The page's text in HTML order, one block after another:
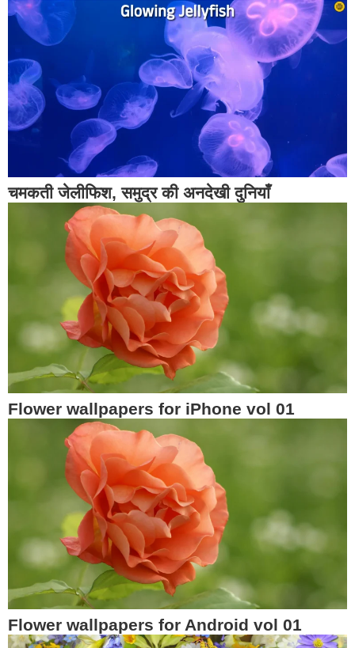
चमकती जेलीफिश, समुद्र की अनदेखी दुनियाँ
Flower wallpapers for iPhone vol 01
Flower wallpapers for Android vol 01